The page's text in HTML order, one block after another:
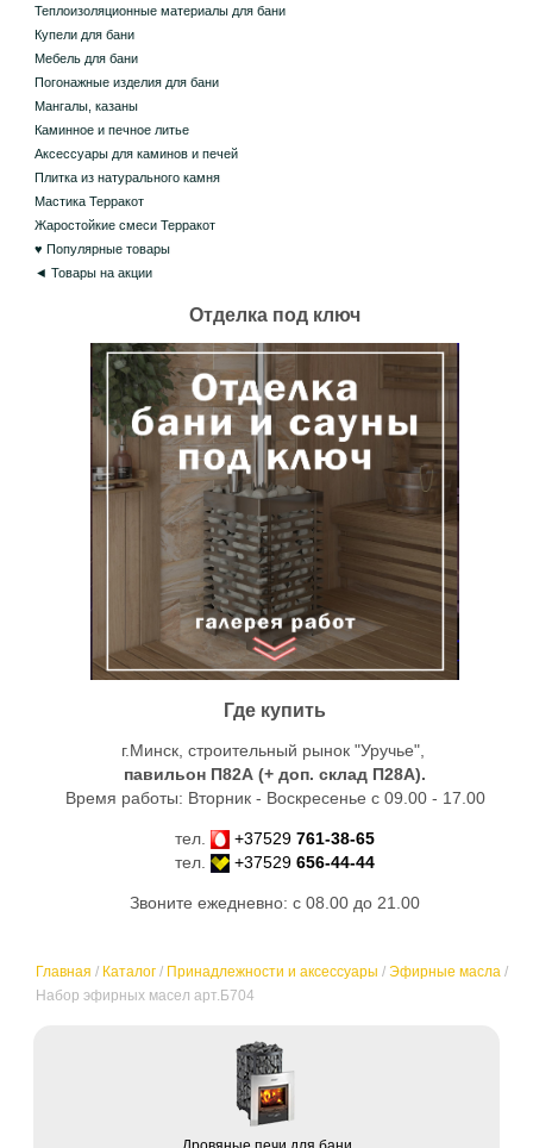
Главная / Каталог / Принадлежности и аксессуары / Эфирные масла /
Набор эфирных масел арт.Б704
Теплоизоляционные материалы для бани
Купели для бани
Мебель для бани
Погонажные изделия для бани
Мангалы, казаны
Каминное и печное литье
Аксессуары для каминов и печей
Плитка из натурального камня
Мастика Терракот
Жаростойкие смеси Терракот
♥ Популярные товары
◄ Товары на акции
Отделка под ключ
Где купить
г.Минск, строительный рынок "Уручье",
павильон П82А (+ доп. склад П28А).
Время работы: Вторник - Воскресенье с 09.00 - 17.00
тел. +37529 761-38-65
тел.
+37529 656-44-44
Звоните ежедневно: с 08.00 до 21.00